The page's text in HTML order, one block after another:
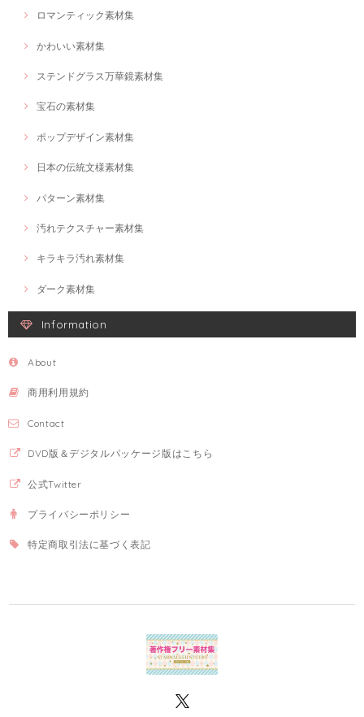
ロマンティック素材集
かわいい素材集
ステンドグラス万華鏡素材集
宝石の素材集
ポップデザイン素材集
日本の伝統文様素材集
パターン素材集
汚れテクスチャー素材集
キラキラ汚れ素材集
ダーク素材集
Information
About
商用利用規約
Contact
DVD版＆デジタルパッケージ版はこちら
公式Twitter
プライバシーポリシー
特定商取引法に基づく表記